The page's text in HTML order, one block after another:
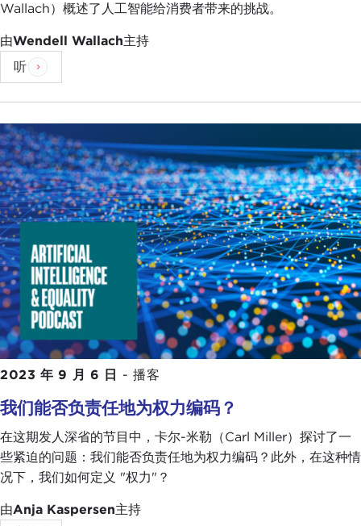
Wallach）概述了人工智能给消费者带来的挑战。
由Wendell Wallach主持
听
2023 年 9 月 6 日 - 播客
我们能否负责任地为权力编码？
在这期发人深省的节目中，卡尔-米勒（Carl Miller）探讨了一
些紧迫的问题：我们能否负责任地为权力编码？此外，在这种情
况下，我们如何定义 "权力"？
由Anja Kaspersen主持